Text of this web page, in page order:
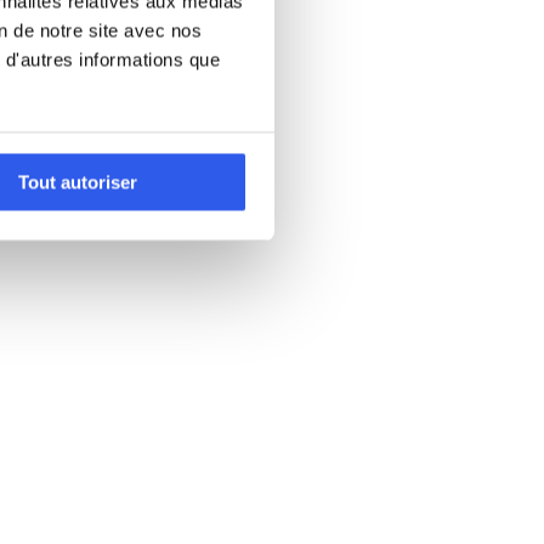
de notre site avec nos
informations que
Tout autoriser